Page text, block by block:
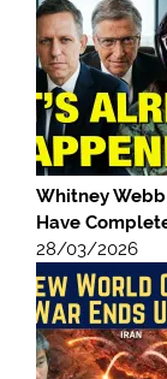
Whitney Webb
Have
28/03/2026